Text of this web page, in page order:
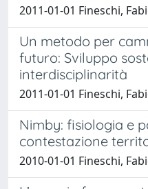
2011-01-01 Fineschi,
Un metodo per
futuro: Sviluppo
interdisciplinarità
2011-01-01 Fineschi,
Nimby: fisiologia e
contestazione
2010-01-01 Fineschi,